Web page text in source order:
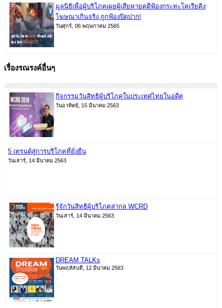
มูลนิธิเพื่อผู้บริโภคเผยผู้เสียหายคดีฟ้องกระทะโคเรียคิง
โฆษณาเกินจริง ถูกฟ้องปิดปาก!
วันศุกร์, 06 พฤษภาคม 2565
เรื่องรณรงค์อื่นๆ
กิจกรรมวันสิทธิผู้บริโภคในประเทศไทยในอดีต
วันอาทิตย์, 15 มีนาคม 2563
5 เทรนด์สู่การบริโภคที่ยั่งยืน
วันเสาร์, 14 มีนาคม 2563
รู้จักวันสิทธิผู้บริโภคสากล WCRD
วันเสาร์, 14 มีนาคม 2563
DREAM TALKs
วันพฤหัสบดี, 12 มีนาคม 2563